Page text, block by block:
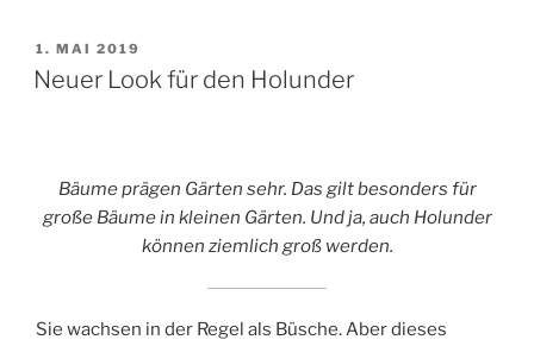
VERÖFFENTLICHT
AM
1. MAI 2019
Neuer Look für den Holunder
Bäume prägen Gärten sehr. Das gilt besonders für
große Bäume in kleinen Gärten. Und ja, auch Holunder
können ziemlich groß werden.
Sie wachsen in der Regel als Büsche. Aber dieses